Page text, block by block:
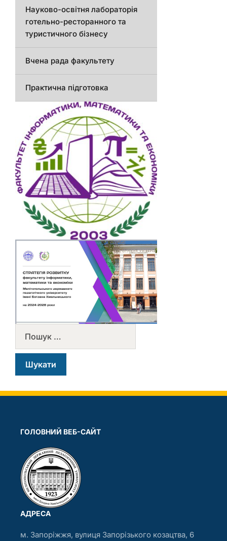
Науково-освітня лабораторія
готельно-ресторанного та
туристичного бізнесу
Вчена рада факультету
Практична підготовка
ГОЛОВНИЙ ВЕБ-САЙТ
АДРЕСА
м. Запоріжжя, вулиця Запорізького козацтва, 6